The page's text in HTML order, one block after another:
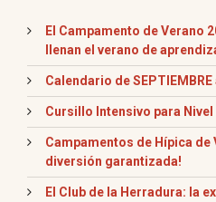
El Campamento de Verano
llenan el verano de
Calendario de SEPTIEMBRE
Cursillo Intensivo para
Campamentos de Hípica de
diversión garantizada!
El Club de la Herradura: la